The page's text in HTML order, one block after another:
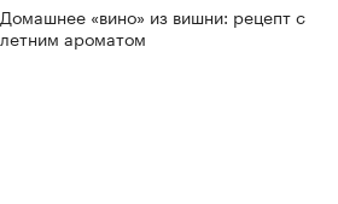
Домашнее «вино» из вишни: рецепт с
летним ароматом